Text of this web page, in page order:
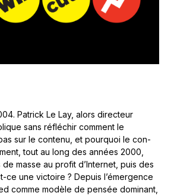
Patrick Le Lay, alors directeur
sans réfléchir comment le
sur le contenu, et pourquoi le con-
tout au long des années 2000,
masse au profit d’Internet, puis des
ce une victoire ? Depuis l’émergence
comme modèle de pensée dominant,